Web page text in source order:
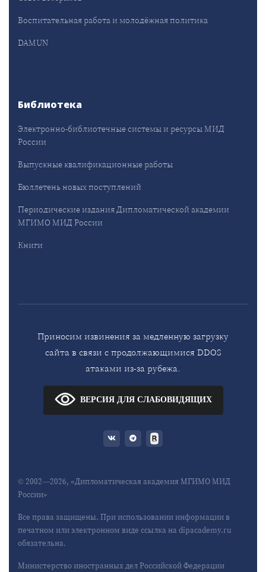
Воспитательная работа и молодёжная политика
DAMUN
Библиотека
Электронно-библиотечные системы и ресурсы МИД
России
Выпускные квалификационные работы
Бюллетень новых поступлений
Периодические издания Дипломатической академии
МГИМО МИД России
Книги
Приносим извинения за медленную загрузку
сайта в связи с продолжающимися DDOS
атаками из-за рубежа.
ВЕРСИЯ ДЛЯ СЛАБОВИДЯЩИХ
© 2002—2026, «Дипломатическая академия МГИМО МИД
России»
Все права защищены. При использовании информации в
печатном или электронном виде ссылка на dipacademy.ru
обязательна.
Министерство иностранных дел Российской Федерации